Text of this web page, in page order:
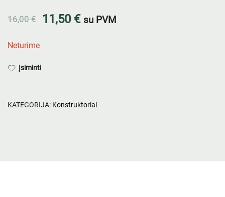
16,00€ 11,50 € su PVM
Neturime
Įsiminti
KATEGORIJA: Konstruktoriai